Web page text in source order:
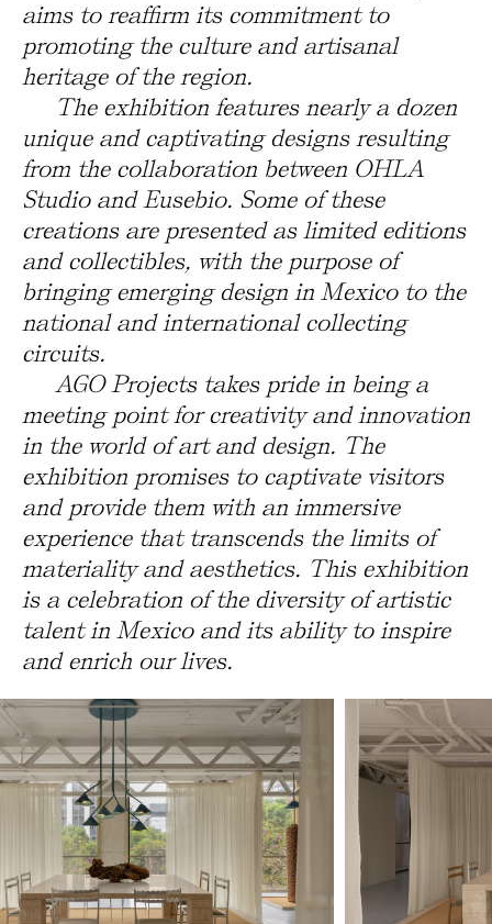
aims to reaffirm its commitment to
promoting the culture and artisanal
heritage of the region.
The exhibition features nearly a dozen
unique and captivating designs resulting
from the collaboration between OHLA
Studio and Eusebio. Some of these
creations are presented as limited editions
and collectibles, with the purpose of
bringing emerging design in Mexico to the
national and international collecting
circuits.
AGO Projects takes pride in being a
meeting point for creativity and innovation
in the world of art and design. The
exhibition promises to captivate visitors
and provide them with an immersive
experience that transcends the limits of
materiality and aesthetics. This exhibition
is a celebration of the diversity of artistic
talent in Mexico and its ability to inspire
and enrich our lives.